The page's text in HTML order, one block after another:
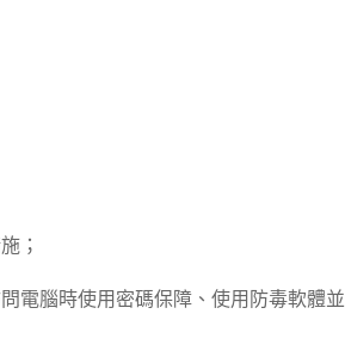
；
電腦時使用密碼保障、使用防毒軟體並